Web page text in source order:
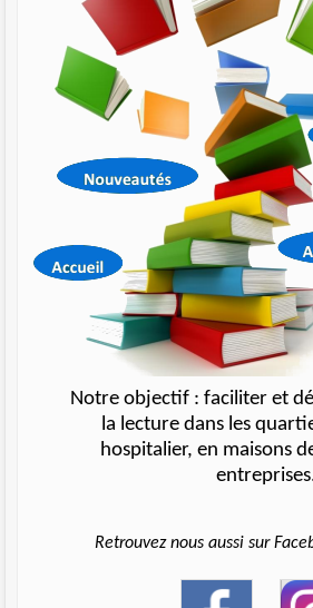
Notre objectif : faciliter et
la lecture dans les
hospitalier, en maisons
Retrouvez nous aussi sur